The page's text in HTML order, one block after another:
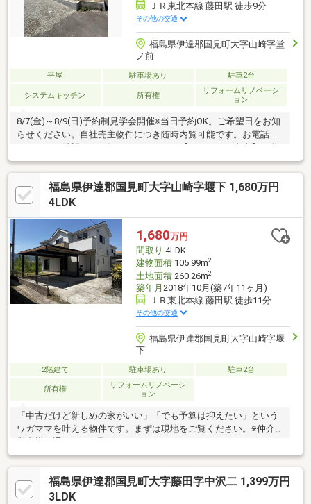
ＪＲ東北本線 藤田駅 徒歩9分
その他の交通
福島県伊達郡国見町大字山崎字堂
ノ前
平屋 駐車場あり 駐車2台
システムキッチン 所有権
リフォームリノベーシ
ョン
8/7(金)～8/9(日)予約制見学会開催※当日予約OK。ご希望日をお知
らせください。自社売主物件につき随時内覧可能です。お電話か
震補強工事耐震適合証明書を取得すれば（要別途費用）、住宅ロ
ーン減税や不動産取得税減税の対象になります。●外構工事駐車
場拡張、外壁塗装、庭木伐採●内装工事システムキッチン交換、
ユニットバス交換、温水洗浄便座トイレ交換、洗面化粧台交換、
ロアタイル上張り、クッションフロア張替え、建具交換、クロー
ゼット交換、シューズボックス交換、イ
福島県伊達郡国見町大字山崎字堰下 1,680万円
4LDK
1,680万円
間取り 4LDK
建物面積105.99m2
土地面積260.26m2
築年月 2018年10月(築7年11ヶ月)
ＪＲ東北本線 藤田駅 徒歩11分
その他の交通
福島県伊達郡国見町大字山崎字堰
下
2階建て 駐車場あり 駐車2台
所有権
リフォームリノベーシ
ョン
「中古だけど新しめの家がいい」「でも予算は抑えたい」という
ワガママを叶える物件です。まずは現地をご覧ください。※仲介
福島県伊達郡国見町大字藤田字中沢二 1,399万円
3LDK